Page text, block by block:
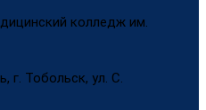
колледж им.
г. Тобольск, ул. С.